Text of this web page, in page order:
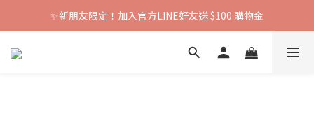
✨新朋友限定！加入官方LINE好友送 $100 購物金